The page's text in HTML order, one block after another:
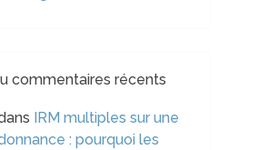
commentaires récents
IRM multiples sur une
: pourquoi les